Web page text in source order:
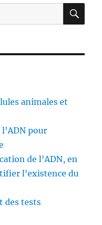
animales et
pour
de l’ADN, en
l’existence du
des tests